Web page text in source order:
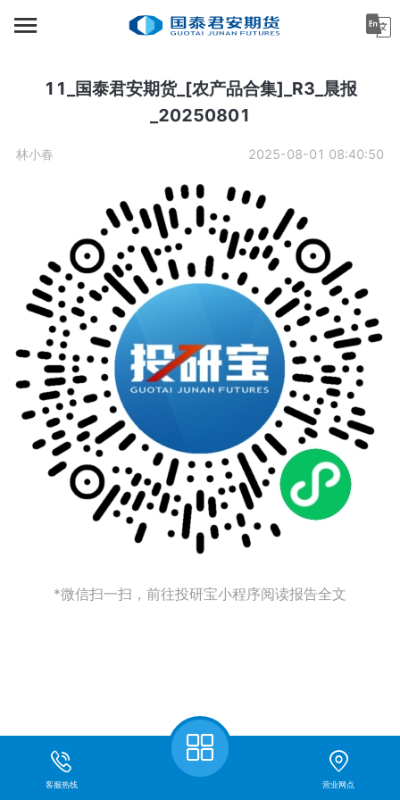
首页
资讯中心
产业服务
投资者教育
关于公司
11_国泰君安期货_[农产品合集]_R3_晨报
_20250801
林小春 2025-08-01 08:40:50
*微信扫一扫，前往投研宝小程序阅读报告全文
客服热线 营业网点